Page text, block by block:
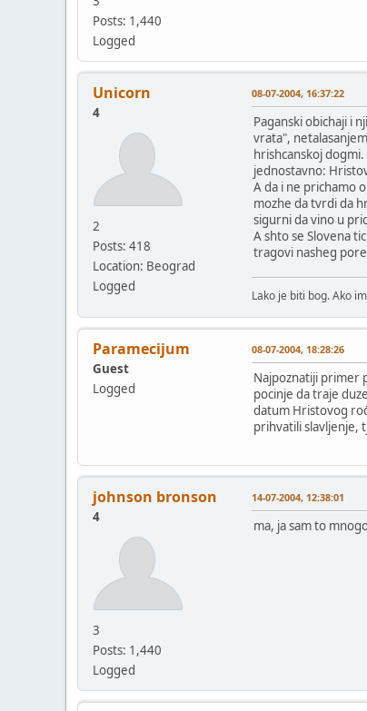
Posts: 1,440
Logged
Unicorn
4
2
Posts: 418
Location: Beograd
Logged
08-07-2004, 16:37:22
Paganski obichaji i
vrata",
hrishcanskoj
jednostavno:
A da i ne prichamo
mozhe da tvrdi da
sigurni da vino u
A shto se Slovena
tragovi nasheg
Lako je biti bog. Ako
Paramecijum
Guest
Logged
08-07-2004, 18:28:26
Najpoznatiji primer
pocinje da traje
datum Hristovog
prihvatili slavljenje,
johnson bronson
4
3
Posts: 1,440
Logged
14-07-2004, 12:38:01
ma, ja sam to